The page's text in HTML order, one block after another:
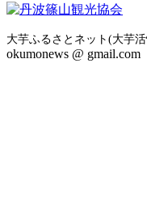
大芋ふるさとネット(大芋
okumonews @ gmail.com